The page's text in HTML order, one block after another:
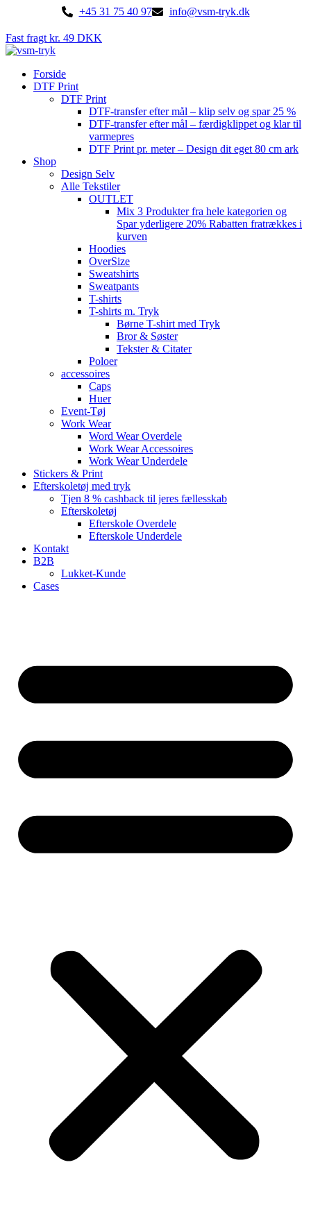
indhold
+45 31 75 40 97 info@vsm-tryk.dk
Fast fragt kr. 49 DKK
Forside
DTF Print
DTF Print
DTF-transfer efter mål – klip selv og spar 25 %
DTF-transfer efter mål – færdigklippet og klar til
varmepres
DTF Print pr. meter – Design dit eget 80 cm ark
Shop
Design Selv
Alle Tekstiler
OUTLET
Mix 3 Produkter fra hele kategorien og
Spar yderligere 20% Rabatten fratrækkes i
kurven
Hoodies
OverSize
Sweatshirts
Sweatpants
T-shirts
T-shirts m. Tryk
Børne T-shirt med Tryk
Bror & Søster
Tekster & Citater
Poloer
accessoires
Caps
Huer
Event-Tøj
Work Wear
Word Wear Overdele
Work Wear Accessoires
Work Wear Underdele
Stickers & Print
Efterskoletøj med tryk
Tjen 8 % cashback til jeres fællesskab
Efterskoletøj
Efterskole Overdele
Efterskole Underdele
Kontakt
B2B
Lukket-Kunde
Cases